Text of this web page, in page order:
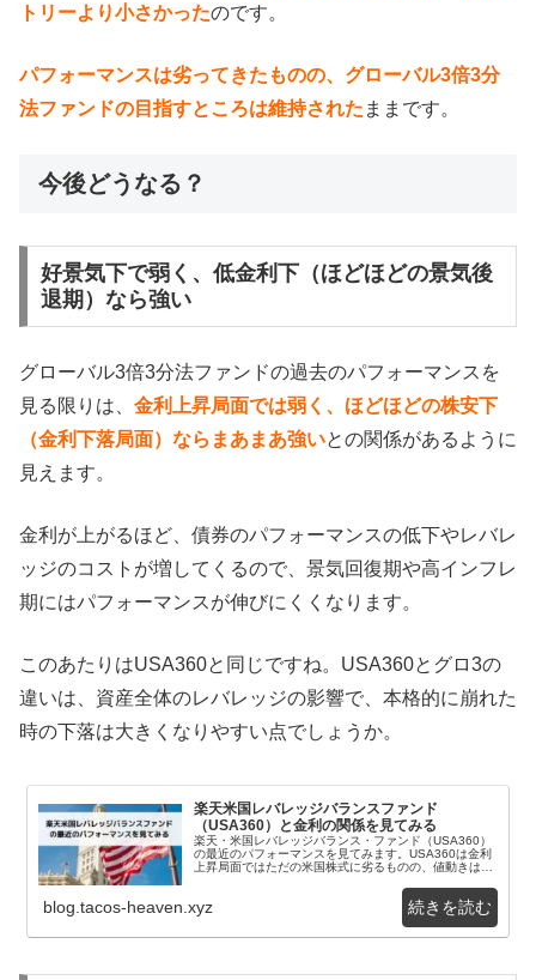
トリーより小さかったのです。
パフォーマンスは劣ってきたものの、グローバル3倍3分
法ファンドの目指すところは維持された ままです。
今後どうなる？
好景気下で弱く、低金利下（ほどほどの景気後
退期）なら強い
グローバル3倍3分法ファンドの過去のパフォーマンスを
見る限りは、 金利上昇局面では弱く、ほどほどの株安下
（金利下落局面）ならまあまあ強いとの関係があるように
見えます。
金利が上がるほど、債券のパフォーマンスの低下やレバレ
ッジのコストが増してくるので、景気回復期や高インフレ
期にはパフォーマンスが伸びにくくなります。
このあたりはUSA360と同じですね。USA360とグロ3の
違いは、資産全体のレバレッジの影響で、本格的に崩れた
時の下落は大きくなりやすい点でしょうか。
楽天米国レバレッジバランスファンド
（USA360）と金利の関係を見てみる
楽天・米国レバレッジバランス・ファンド（USA360）
の最近のパフォーマンスを見てみます。USA360は金利
上昇局面ではただの米国株式に劣るものの、値動きは比
blog.tacos-heaven.xyz